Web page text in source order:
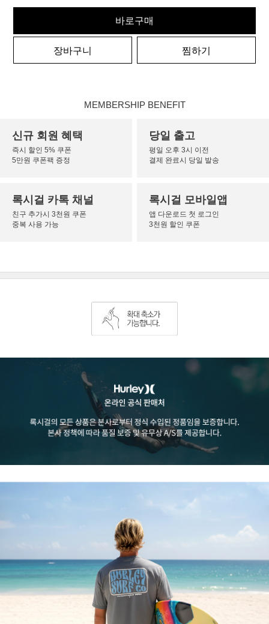
바로구매
장바구니 찜하기
MEMBERSHIP BENEFIT
신규 회원 혜택
즉시 할인 5% 쿠폰
5만원 쿠폰팩 증정
당일 출고
평일 오후 3시 이전
결제 완료시 당일 발송
록시걸 카톡 채널
친구 추가시 3천원 쿠폰
중복 사용 가능
록시걸 모바일앱
앱 다운로드 첫 로그인
3천원 할인 쿠폰